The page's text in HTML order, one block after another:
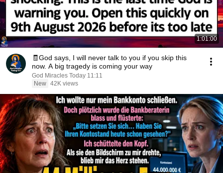
1:01:00
🧾God says, I will never talk to you if you skip this
now. A big tragedy is coming your way
God Miracles Today 11:11
New 42K views